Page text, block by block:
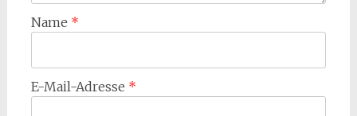
Name *
E-Mail-Adresse *